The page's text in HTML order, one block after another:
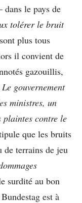
dans le pays de
tolérer le bruit
plus tous
il convient de
gazouillis,
Le gouvernement
ministres, un
contre le
que les bruits
de terrains de jeu
surdité au bon
est à